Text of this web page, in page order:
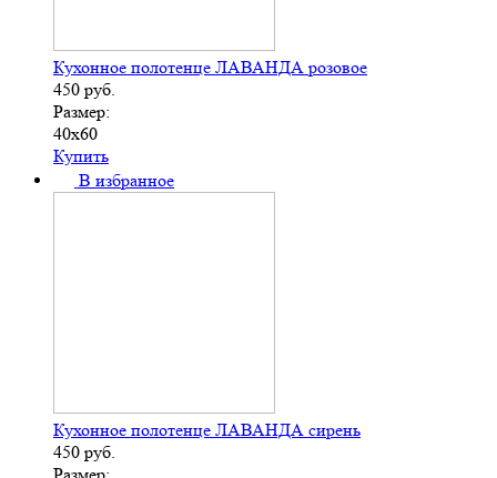
Кухонное полотенце ЛАВАНДА розовое
450 руб.
Размер:
40х60
Купить
В избранное
Кухонное полотенце ЛАВАНДА сирень
450 руб.
Размер: